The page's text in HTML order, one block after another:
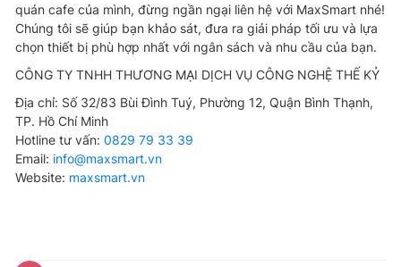
quán cafe của mình, đừng ngần ngại liên hệ với MaxSmart nhé!
Chúng tôi sẽ giúp bạn khảo sát, đưa ra giải pháp tối ưu và lựa
chọn thiết bị phù hợp nhất với ngân sách và nhu cầu của bạn.
CÔNG TY TNHH THƯƠNG MẠI DỊCH VỤ CÔNG NGHỆ THẾ KỶ
Địa chỉ: Số 32/83 Bùi Đình Tuý, Phường 12, Quận Bình Thạnh,
TP. Hồ Chí Minh
Hotline tư vấn: 0829 79 33 39
Email: info@maxsmart.vn
Website: maxsmart.vn